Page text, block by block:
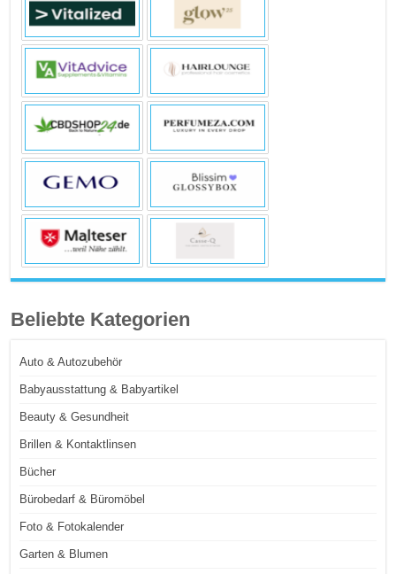
Beliebte Kategorien
Auto & Autozubehör
Babyausstattung & Babyartikel
Beauty & Gesundheit
Brillen & Kontaktlinsen
Bücher
Bürobedarf & Büromöbel
Foto & Fotokalender
Garten & Blumen